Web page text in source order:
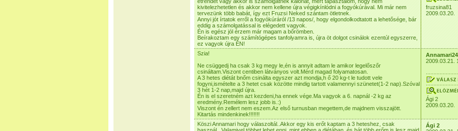
kivitelezhetetlen és akkor nem kellene újra végigkínlódni a fogyókúrával. Mi már nem
tervezünk több babát, így ezt Fruzsi Neked szántam ötletnek.
Annyi jót írtatok erről a fogyókúráról /13 napos/, hogy elgondolkodtatott a lehetősége, bár
eddig a számolgatással is elégedett vagyok.
Én is egész jól érzem már magam a bőrömben.
Beírakoztam egy számítógépes tanfolyamra is, újra öt dolgot csinálok ezentúl egyszerre,
ez vagyok újra ÉN!
fruzsina81
2009.03.20.
Szia!
Ne csüggedj ha csak 3 kg megy le,én is annyit adtam le amikor legelőszőr
csináltam.Viszont centiben látványos volt.Mérd magad folyamatosan.
A 3 hetes diétát bnőm csinálta egyszer azt mondja,h ő 20 kg-t le tudott vele
fogyni,ismételte a 3 hetet csak közötte mindig tartott valamennyi szünetet(1-2 nap).Szóval
3 hét 1-2 nap,majd újra.
Én is el szeretném azt kezdeni,ha ennek vége.Ma vagyok a 6. napnál -2 kg az
eredmény.Remélem lesz jobb is.:)
Viszont én zellert nem eszem.Az első turnusban megettem,de majdnem visszajött.
Kitartás mindenkinek!!!!!!!
Annamari24
2009.03.21.
Ági 2
2009.03.20.
Köszi Annamari hogy válaszoltál..Akkor egy kis erőt kaptam a 3 heteshez, csak
Ági 2